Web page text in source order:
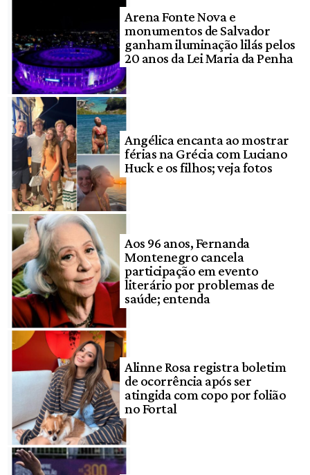
Arena Fonte Nova e
monumentos de Salvador
ganham iluminação lilás pelos
20 anos da Lei Maria da Penha
Angélica encanta ao mostrar
férias na Grécia com Luciano
Huck e os filhos; veja fotos
Aos 96 anos, Fernanda
Montenegro cancela
participação em evento
literário por problemas de
saúde; entenda
Alinne Rosa registra boletim
de ocorrência após ser
atingida com copo por folião
no Fortal